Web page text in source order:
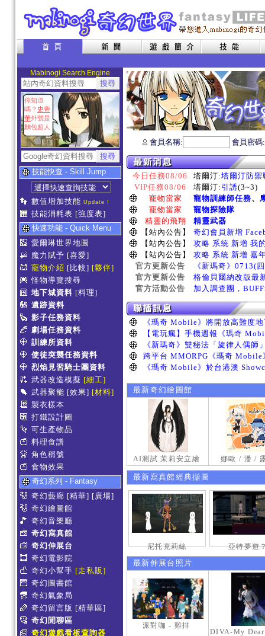
Mabinogi Search Engine
你知道
嗎？ 史帝
華外號是
麵包超人
技能快查 - Skill Jump
數值增加技能 Update !
技能消耗表 [強度表]
快速功能 - Quick Menu
愛爾琳世界地圖
魔力賦予 [喜愛]
寵物介紹 [比較] [夥伴]
怪物導覽搜尋
地下城資料 [料理]
遺跡資料
影子任務資料
劇場任務資料
訓練所資料
使徒突襲任務資料
烈焰見習騎士團資料
武器改造模擬 [細工]
武器聚能 [效果] [材料]
製衣樣本
打鐵設計圖
可生產物品
料理食譜
角色稱號
食物效果
奇幻系列 - Fantasy
奇幻藝廊 [精華] [廣場]
奇幻繪圖館
奇幻音樂廳
奇幻寫真館
奇幻伸展台
奇幻電影院
奇幻小幫手 [走私販]
奇幻圖書館
奇幻氣象局
奇幻留言版 [精華區]
奇幻閒聊區
奇幻遊戲看板查詢器
會員名稱: 會員密
今日任務08/06 塔爾汀:塔爾汀防禦
VIP任務08/06
塔爾汀: 引誘(3~3)
寵物當家
寵物訓練師任務、
寵物當家
寵物探險隊
精靈的飛翔
精靈武器
【站內公告】
奇幻會員新增
【站內公告】
攻略 系統 新增 我
【站內公告】
攻略 系統 新增 嘉
官方更新公告
《新瑪奇》0713(
官方更新公告
格倫貝爾納改版最
官方活動公告
加入調查團，
最新奇幻繪圖館
AI測試 茉莉安立繪 娜歐 / 潘 /
最新寫真館經典擷圖
尼托克莉絲 亞特夢遊
最新伸展台照片
派對咖 - 雞排